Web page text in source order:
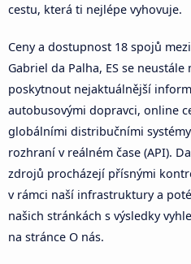
cestu, která ti nejlépe vyhovuje.
Ceny a dostupnost 18 spojů
Gabriel da Palha, ES se
poskytnout nejaktuálnější
autobusovými dopravci, online
globálními distribučními
rozhraní v reálném čase (API).
zdrojů procházejí přísnými
v rámci naší infrastruktury a
našich stránkách s výsledky
na stránce O nás.